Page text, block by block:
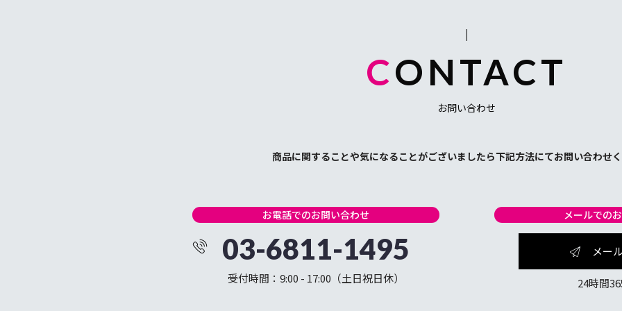
CONTACT
お問い合わせ
商品に関することや気になることがございましたら下記方法にてお問い合わせ
お電話でのお問い合わせ
03-6811-1495
受付時間：9:00 - 17:00（土日祝日休）
メールでの
メー
24時間